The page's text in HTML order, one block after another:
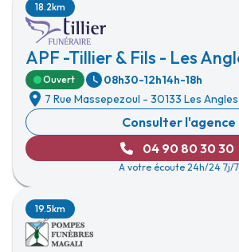
APF -Tillier & Fils - Les
18.2km
Ouvert 08h30-12h14h-18h
7 Rue Massepezoul - 30133 Les Angles
Consulter l'agence
04 90 80 30 30
A votre écoute 24h/24 7j/7
19.5km